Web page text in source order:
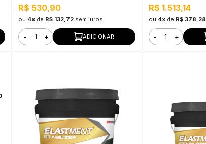
R$ 530,90
ou 4x de R$ 132,72 sem juros
- + ADICIONAR
R$ 1.513,14
ou 4xde R$ 378,28
- +